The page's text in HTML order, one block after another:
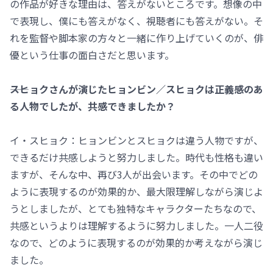
の作品が好きな理由は、答えがないところです。想像の中
で表現し、僕にも答えがなく、視聴者にも答えがない。そ
れを監督や脚本家の方々と一緒に作り上げていくのが、俳
優という仕事の面白さだと思います。
――スヒョクさんが演じたヒョンビン／スヒョクは正義感のあ
る人物でしたが、共感できましたか？
イ・スヒョク：ヒョンビンとスヒョクは違う人物ですが、
できるだけ共感しようと努力しました。時代も性格も違い
ますが、そんな中、再び3人が出会います。その中でどの
ように表現するのが効果的か、最大限理解しながら演じよ
うとしましたが、とても独特なキャラクターたちなので、
共感というよりは理解するように努力しました。一人二役
なので、どのように表現するのが効果的か考えながら演じ
ました。